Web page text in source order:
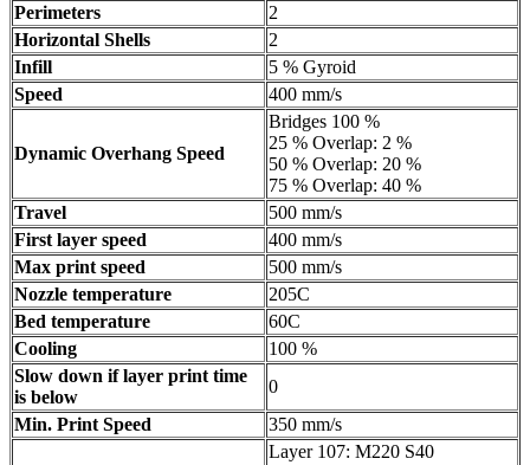
Perimeters
2
Horizontal Shells
2
Infill
5 % Gyroid
Speed
400 mm/s
Dynamic Overhang Speed
Bridges 100 %
25 % Overlap: 2 %
50 % Overlap: 20 %
75 % Overlap: 40 %
Travel
500 mm/s
First layer speed
400 mm/s
Max print speed
500 mm/s
Nozzle temperature
205C
Bed temperature
60C
Cooling
100 %
Slow down if layer print time
is below
0
Min. Print Speed
350 mm/s
Layer 107: M220 S40